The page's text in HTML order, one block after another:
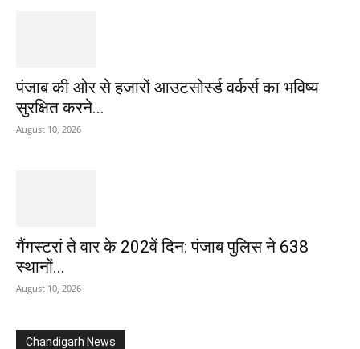
पंजाब की ओर से हजारों आउटसोर्स्ड वर्कर्स का भविष्य
सुरक्षित करने...
August 10, 2026
गैंगस्टरां ते वार के 202वें दिन: पंजाब पुलिस ने 638
स्थानों...
August 10, 2026
Chandigarh News